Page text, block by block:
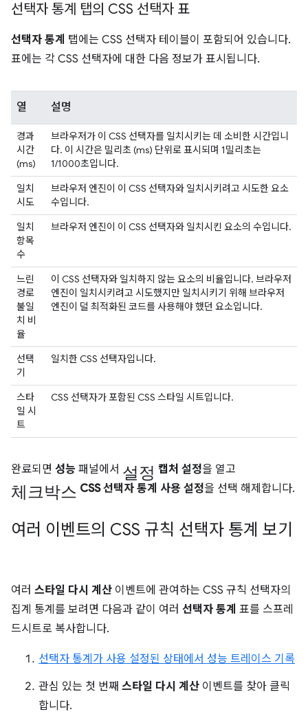
선택자 통계 탭의 CSS 선택자 표
선택자 통계 탭에는 CSS 선택자 테이블이 포함되어 있습니다.
표에는 각 CSS 선택자에 대한 다음 정보가 표시됩니다.
열 설명
경과
시간
(ms)
브라우저가 이 CSS 선택자를 일치시키는 데 소비한 시간입니
다. 이 시간은 밀리초 (ms) 단위로 표시되며 1밀리초는
1/1000초입니다.
일치
시도
브라우저 엔진이 이 CSS 선택자와 일치시키려고 시도한 요소
수입니다.
일치
항목
수
브라우저 엔진이 이 CSS 선택자와 일치시킨 요소의 수입니다.
느린
경로
불일
치 비
율
이 CSS 선택자와 일치하지 않는 요소의 비율입니다. 브라우저
엔진이 일치시키려고 시도했지만 일치시키기 위해 브라우저
엔진이 덜 최적화된 코드를 사용해야 했던 요소입니다.
선택
기
일치한 CSS 선택자입니다.
스타
일 시
트
CSS 선택자가 포함된 CSS 스타일 시트입니다.
완료되면 성능 패널에서 설정 캡처 설정을 열고
체크박스 CSS 선택자 통계 사용 설정을 선택 해제합니다.
여러 이벤트의 CSS 규칙 선택자 통계 보기
여러 스타일 다시 계산 이벤트에 관여하는 CSS 규칙 선택자의
집계 통계를 보려면 다음과 같이 여러 선택자 통계 표를 스프레
드시트로 복사합니다.
선택자 통계가 사용 설정된 상태에서 성능 트레이스 기록
관심 있는 첫 번째 스타일 다시 계산 이벤트를 찾아 클릭
합니다.